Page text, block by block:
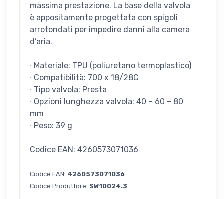
massima prestazione. La base della valvola
è appositamente progettata con spigoli
arrotondati per impedire danni alla camera
d’aria.
∙ Materiale: TPU (poliuretano termoplastico)
∙ Compatibilità: 700 x 18/28C
∙ Tipo valvola: Presta
∙ Opzioni lunghezza valvola: 40 – 60 – 80
mm
∙ Peso: 39 g
Codice EAN: 4260573071036
Codice EAN: 4260573071036
Codice Produttore: SW10024.3